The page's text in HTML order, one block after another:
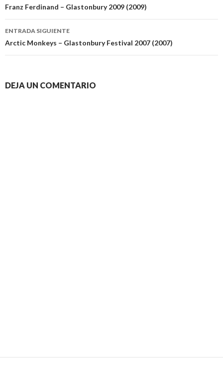
de
entradas
Franz Ferdinand – Glastonbury 2009 (2009)
ENTRADA SIGUIENTE
Arctic Monkeys – Glastonbury Festival 2007 (2007)
DEJA UN COMENTARIO